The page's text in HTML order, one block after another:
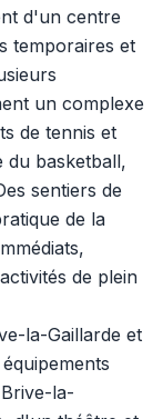
d'un centre
temporaires et
un complexe
de tennis et
du basketball,
sentiers de
de la
de plein
la-Gaillarde et
la-